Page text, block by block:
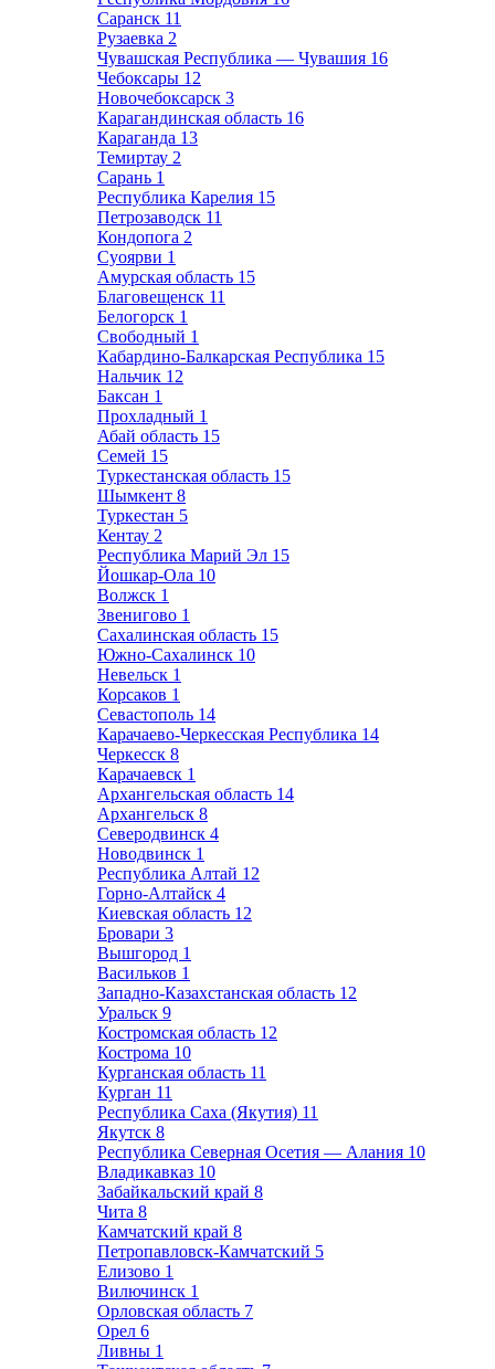
Саранск 11
Рузаевка 2
Чувашская Республика — Чувашия 16
Чебоксары 12
Новочебоксарск 3
Карагандинская область 16
Караганда 13
Темиртау 2
Сарань 1
Республика Карелия 15
Петрозаводск 11
Кондопога 2
Суоярви 1
Амурская область 15
Благовещенск 11
Белогорск 1
Свободный 1
Кабардино-Балкарская Республика 15
Нальчик 12
Баксан 1
Прохладный 1
Абай область 15
Семей 15
Туркестанская область 15
Шымкент 8
Туркестан 5
Кентау 2
Республика Марий Эл 15
Йошкар-Ола 10
Волжск 1
Звенигово 1
Сахалинская область 15
Южно-Сахалинск 10
Невельск 1
Корсаков 1
Севастополь 14
Карачаево-Черкесская Республика 14
Черкесск 8
Карачаевск 1
Архангельская область 14
Архангельск 8
Северодвинск 4
Новодвинск 1
Республика Алтай 12
Горно-Алтайск 4
Киевская область 12
Бровари 3
Вышгород 1
Васильков 1
Западно-Казахстанская область 12
Уральск 9
Костромская область 12
Кострома 10
Курганская область 11
Курган 11
Республика Саха (Якутия) 11
Якутск 8
Республика Северная Осетия — Алания 10
Владикавказ 10
Забайкальский край 8
Чита 8
Камчатский край 8
Петропавловск-Камчатский 5
Елизово 1
Вилючинск 1
Орловская область 7
Орел 6
Ливны 1